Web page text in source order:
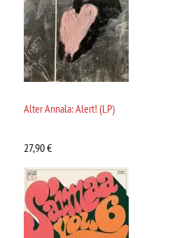
Alter Annala: Alert! (LP)
27,90€